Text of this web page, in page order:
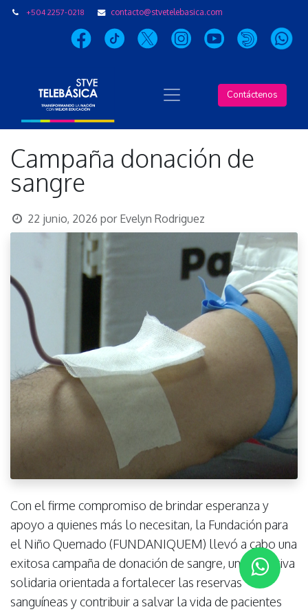
+504 2257-0218 contacto@stvetelebasica.com
Contáctenos
Campaña donación de
sangre
22 junio, 2026 por Evelyn Rodriguez
Con el firme compromiso de brindar esperanza y
apoyo a quienes más lo necesitan, la Fundación para
el Niño Quemado (FUNDANIQUEM) llevó a cabo una
exitosa campaña de donación de sangre, una iniciativa
solidaria orientada a fortalecer las reservas
sanguíneas y contribuir a salvar la vida de pacientes